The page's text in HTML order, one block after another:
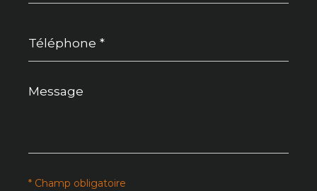
*
Message
*
* Champ obligatoire